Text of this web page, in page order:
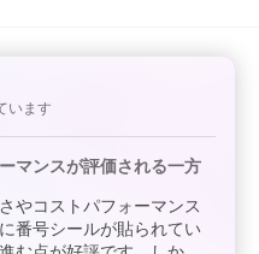
います
マンスが評価される一方
やコストパフォーマンス
番号シールが貼られてい